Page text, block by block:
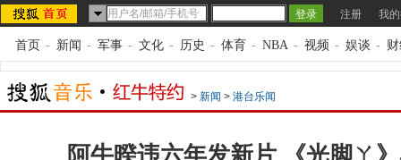
注册 我
首页 - 新闻 - 军事 - 文化 - 历史 - 体育 - NBA - 视频 - 娱谈 -
> 新闻 > 港台乐闻
阿牛暌违六年发新片 《光脚ㄚ